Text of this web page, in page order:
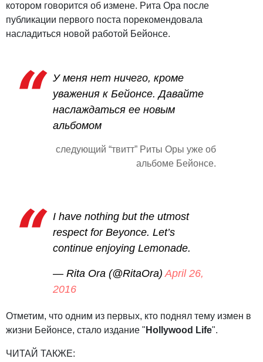
котором говорится об измене. Рита Ора после
публикации первого поста порекомендовала
насладиться новой работой Бейонсе.
У меня нет ничего, кроме
уважения к Бейонсе. Давайте
наслаждаться ее новым
альбомом
следующий “твитт” Риты Оры уже об
альбоме Бейонсе.
I have nothing but the utmost
respect for Beyonce. Let’s
continue enjoying Lemonade.
— Rita Ora (@RitaOra)April 26,
2016
Отметим, что одним из первых, кто поднял тему измен в
жизни Бейонсе, стало издание " Hollywood Life".
ЧИТАЙ ТАКЖЕ: